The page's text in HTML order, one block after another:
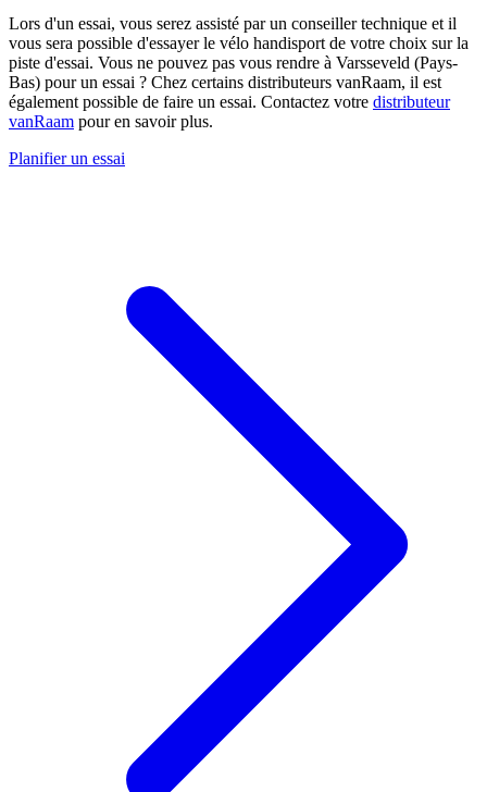
Lors d'un essai, vous serez assisté par un conseiller technique et il
vous sera possible d'essayer le vélo handisport de votre choix sur la
piste d'essai. Vous ne pouvez pas vous rendre à Varsseveld (Pays-
Bas) pour un essai ? Chez certains distributeurs vanRaam, il est
également possible de faire un essai. Contactez votre distributeur
vanRaam pour en savoir plus.
Planifier un essai